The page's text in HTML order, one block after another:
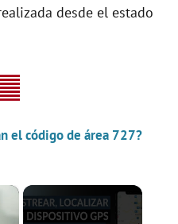
desde el estado
el código de área 727?
×